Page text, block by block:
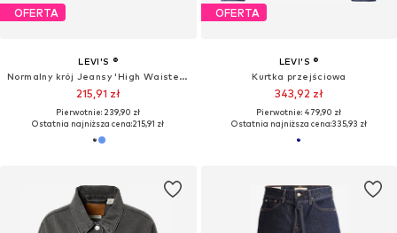
OFERTA
LEVI'S ®
Normalny krój Jeansy 'High Waisted Mom Short'
215,91 zł
Pierwotnie: 239,90 zł
Ostatnia najniższa cena:215,91 zł
OFERTA
LEVI'S ®
Kurtka przejściowa
343,92 zł
Pierwotnie: 479,90 zł
Ostatnia najniższa cena:335,93 zł